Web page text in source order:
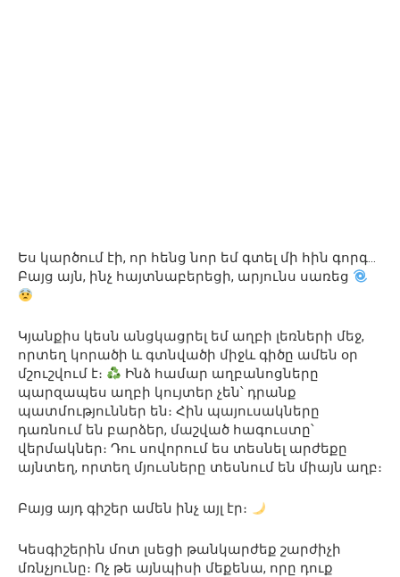
Ես կարծում էի, որ հենց նոր եմ գտել մի հին գորգ…
Բայց այն, ինչ հայտնաբերեցի, արյունս սառեց
Կյանքիս կեսն անցկացրել եմ աղբի լեռների մեջ,
որտեղ կորածի և գտնվածի միջև գիծը ամեն օր
մշուշվում է։
Ինձ համար աղբանոցները
պարզապես աղբի կույտեր չեն՝ դրանք
պատմություններ են։ Հին պայուսակները
դառնում են բարձեր, մաշված հագուստը՝
վերմակներ։ Դու սովորում ես տեսնել արժեքը
այնտեղ, որտեղ մյուսները տեսնում են միայն աղբ։
Բայց այդ գիշեր ամեն ինչ այլ էր։
Կեսգիշերին մոտ լսեցի թանկարժեք շարժիչի
մռնչյունը։ Ոչ թե այնպիսի մեքենա, որը դուք